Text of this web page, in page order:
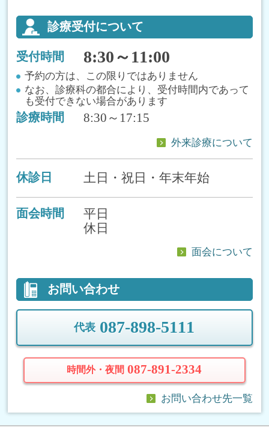
診療受付について
受付時間 8:30～11:00
予約の方は、この限りではありません
なお、診療科の都合により、受付時間内であって
も受付できない場合があります
診療時間 8:30～17:15
外来診療について
休診日 土日・祝日・年末年始
面会時間
平日
休日
面会について
お問い合わせ
代表087-898-5111
時間外・夜間 087-891-2334
お問い合わせ先一覧